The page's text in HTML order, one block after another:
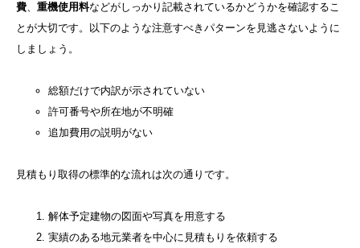
費、 重機使用料などがしっかり記載されているかどうかを確認するこ
とが大切です。以下のような注意すべきパターンを見逃さないように
しましょう。
総額だけで内訳が示されていない
許可番号や所在地が不明確
追加費用の説明がない
見積もり取得の標準的な流れは次の通りです。
解体予定建物の図面や写真を用意する
実績のある地元業者を中心に見積もりを依頼する